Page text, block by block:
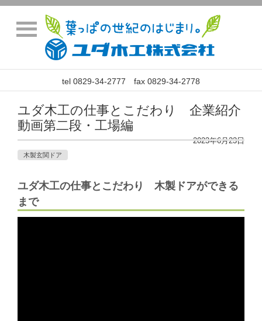
tel 0829-34-2777 fax 0829-34-2778
ユダ木工の仕事とこだわり 企業紹介
動画第二段・工場編
2023年6月23日
木製玄関ドア
ユダ木工の仕事とこだわり 木製ドアができる
まで